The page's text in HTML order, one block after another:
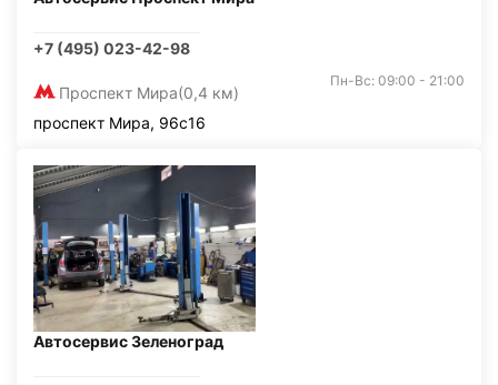
+7 (495) 023-42-98
Проспект Мира(0,4 км)
Пн-Вс: 09:00 - 21:00
проспект Мира, 96с16
Автосервис Зеленоград